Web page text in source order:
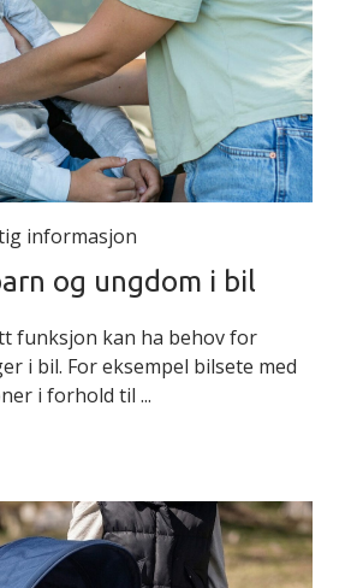
informasjon
og ungdom i bil
funksjon kan ha behov for
i bil. For eksempel bilsete med
i forhold til ...